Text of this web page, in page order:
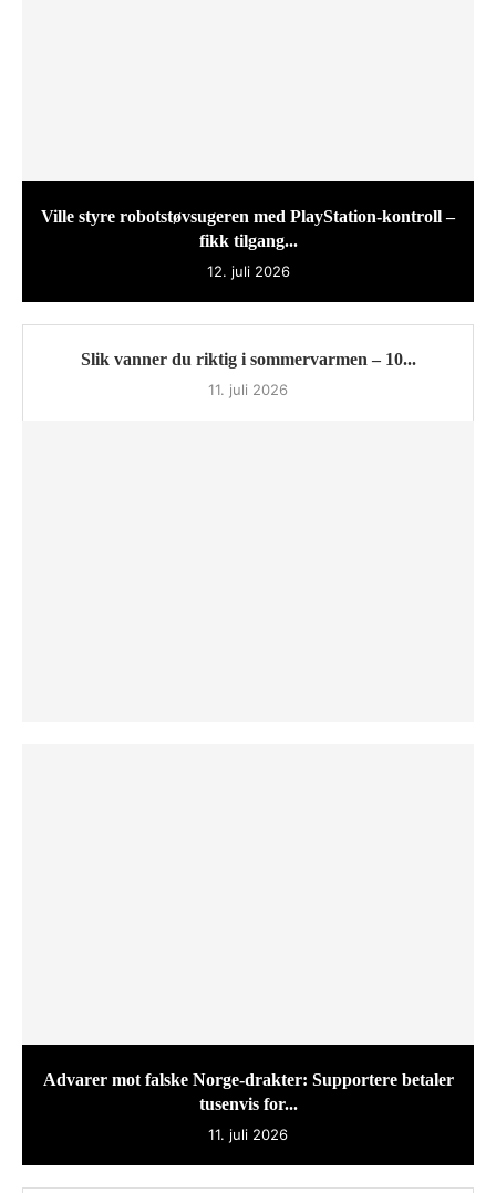
Ville styre robotstøvsugeren med PlayStation-kontroll –
fikk tilgang...
12. juli 2026
Slik vanner du riktig i sommervarmen – 10...
11. juli 2026
Advarer mot falske Norge-drakter: Supportere betaler
tusenvis for...
11. juli 2026